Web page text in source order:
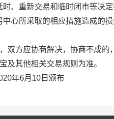
、重新交易和临时闭市等决
心所采取的相应措施造成的
双方应协商解决，协商不成
及其他相关交易规则为准。
年6月10日颁布